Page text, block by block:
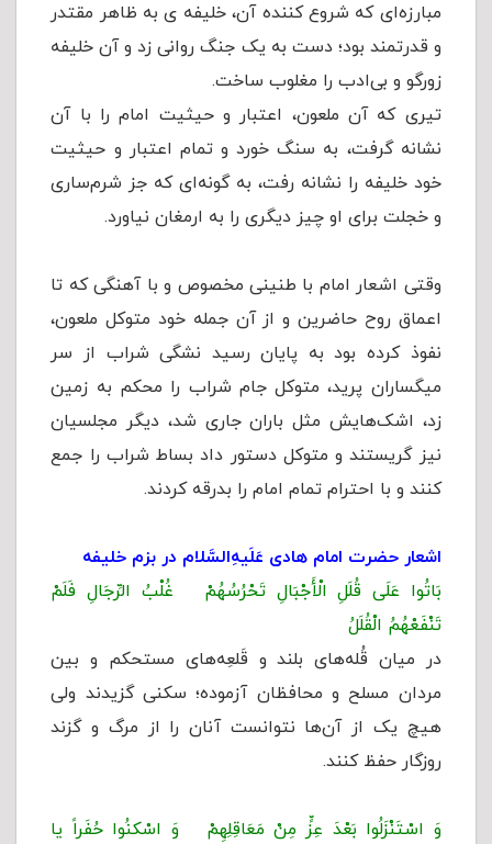
مبارزه‌ای که شروع کننده آن، خلیفه ی به ظاهر مقتدر
و قدرتمند بود؛ دست به یک جنگ روانی زد و آن خلیفه
زورگو و بی‌ادب را مغلوب ساخت.
تیری که آن ملعون، اعتبار و حیثیت امام را با آن
نشانه گرفت، به سنگ خورد و تمام اعتبار و حیثیت
خود خلیفه را نشانه رفت، به گونه‌ای که جز شرم‌ساری
و خجلت برای او چیز دیگری را به ارمغان نیاورد.
وقتی اشعار امام با طنینی مخصوص و با آهنگی که تا
اعماق روح حاضرین و از آن جمله خود متوکل ملعون،
نفوذ کرده بود به پایان رسید نشگی شراب از سر
میگساران پرید، متوکل جام شراب را محکم به زمین
زد، اشک‌هایش مثل باران جاری شد، دیگر مجلسیان
نیز گریستند و متوکل دستور داد بساط شراب را جمع
کنند و با احترام تمام امام را بدرقه کردند.
اشعار حضرت امام هادی عَلَیهِ‌السَّلام در بزم خلیفه
بَاتُوا عَلَی قُلَلِ الْأَجْبَالِ تَحْرُسُهُمْ غُلْبُ الرِّجَالِ فَلَمْ
تَنْفَعْهُمُ الْقُلَلُ‏
در میان قُله‌‌های بلند و قَلعِه‌های مستحکم و بین
مردان مسلح و محافظان آزموده؛ سکنی گزیدند ولی
هیچ یک از آن‌ها نتوانست آنان را از مرگ و گزند
روزگار حفظ کنند.
وَ اسْتَنْزَلُوا بَعْدَ عِزٍّ مِنْ مَعَاقِلِهِمْ وَ اسْکنُوا حُفَراً یا